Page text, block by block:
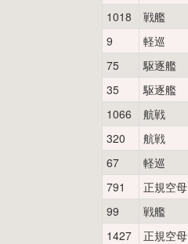
1018
戦艦
9
軽巡
75
駆逐艦
35
駆逐艦
1066
航戦
320
航戦
67
軽巡
791
正規空母
99
戦艦
1427
正規空母